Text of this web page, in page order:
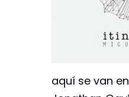
aquí se van